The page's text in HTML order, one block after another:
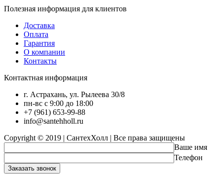
Полезная информация для клиентов
Доставка
Оплата
Гарантия
О компании
Контакты
Контактная информация
г. Астрахань, ул. Рылеева 30/8
пн-вс с 9:00 до 18:00
+7 (961) 653-99-88
info@santehholl.ru
Copyright © 2019 | СантехХолл | Все права защищены
Ваше имя
Телефон